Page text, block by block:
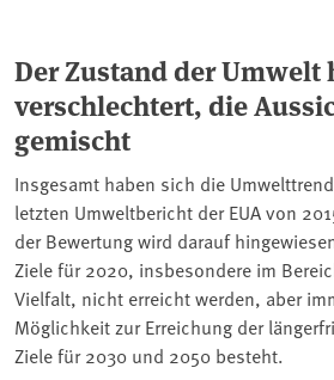
Der Zustand der Umwelt
verschlechtert, die
gemischt
Insgesamt haben sich die
letzten Umweltbericht der EUA von
der Bewertung wird darauf
Ziele für 2020, insbesondere im
Vielfalt, nicht erreicht werden, aber
Möglichkeit zur Erreichung der
Ziele für 2030 und 2050 besteht.